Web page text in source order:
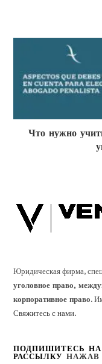
Что нужно
Юридическая фирма,
уголовное право,
корпоративное право.
Свяжитесь с нами.
ПОДПИШИТЕСЬ
РАССЫЛКУНАЖАВ